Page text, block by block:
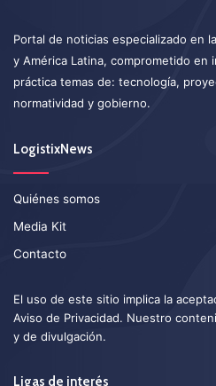
Portal de noticias especializado en
y América Latina, comprometido en
práctica temas de: tecnología,
normatividad y gobierno.
LogistixNews
Quiénes somos
Media Kit
Contacto
El uso de este sitio implica la
Aviso de Privacidad. Nuestro
y de divulgación.
Ligas de interés